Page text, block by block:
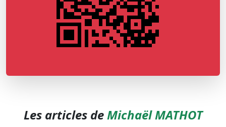
Les articles deMichaël MATHOT